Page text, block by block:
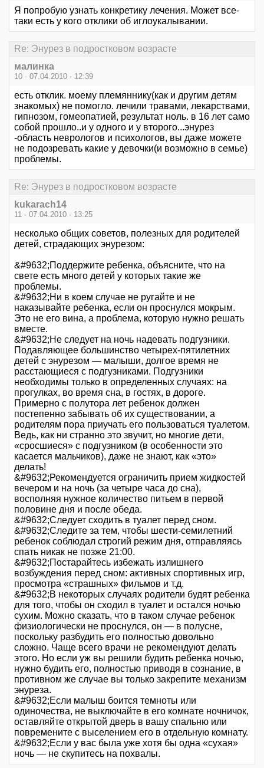
Я попробую узнать конкретику лечения. Может все-
таки есть у кого отклики об иглоукалывании.
Re: Энурез в подростковом возрасте
малинка
10 - 07.04.2010 - 12:39
есть отклик. моему племяннику(как и другим детям
знакомых) не помогло. лечили травами, лекарствами,
гипнозом, гомеопатией, результат ноль. в 16 лет само
собой прошло..и у одного и у второго...энурез
-область неврологов и психологов, вы даже можете
не подозревать какие у девочки(и возможно в семье)
проблемы.
Re: Энурез в подростковом возрасте
kukarach14
11 - 07.04.2010 - 13:25
несколько общих советов, полезных для родителей
детей, страдающих энурезом:
&#9632;Поддержите ребенка, объясните, что на
свете есть много детей у которых такие же
проблемы.
&#9632;Ни в коем случае не ругайте и не
наказывайте ребенка, если он проснулся мокрым.
Это не его вина, а проблема, которую нужно решать
вместе.
&#9632;Не следует на ночь надевать подгузники.
Подавляющее большинство четырех-пятилетних
детей с энурезом — малыши, долгое время не
расстающиеся с подгузниками. Подгузники
необходимы только в определенных случаях: на
прогулках, во время сна, в гостях, в дороге.
Примерно с полутора лет ребенок должен
постепенно забывать об их существовании, а
родителям пора приучать его пользоваться туалетом.
Ведь, как ни странно это звучит, но многие дети,
«сросшиеся» с подгузником (в особенности это
касается мальчиков), даже не знают, как «это»
делать!
&#9632;Рекомендуется ограничить прием жидкостей
вечером и на ночь (за четыре часа до сна),
восполняя нужное количество питьем в первой
половине дня и после обеда.
&#9632;Следует сходить в туалет перед сном.
&#9632;Следите за тем, чтобы шести-семилетний
ребенок соблюдал строгий режим дня, отправляясь
спать никак не позже 21:00.
&#9632;Постарайтесь избежать излишнего
возбуждения перед сном: активных спортивных игр,
просмотра «страшных» фильмов и т.д.
&#9632;В некоторых случаях родители будят ребенка
для того, чтобы он сходил в туалет и остался ночью
сухим. Можно сказать, что в таком случае ребенок
физиологически не проснулся, он — в полусне,
поскольку разбудить его полностью довольно
сложно. Чаще всего врачи не рекомендуют делать
этого. Но если уж вы решили будить ребенка ночью,
нужно будить его, полностью приводя в сознание, в
противном же случае вы только закрепите механизм
энуреза.
&#9632;Если малыш боится темноты или
одиночества, не выключайте в его комнате ночничок,
оставляйте открытой дверь в вашу спальню или
повремените с выселением его в отдельную комнату.
&#9632;Если у вас была уже хотя бы одна «сухая»
ночь — не скупитесь на похвалы.